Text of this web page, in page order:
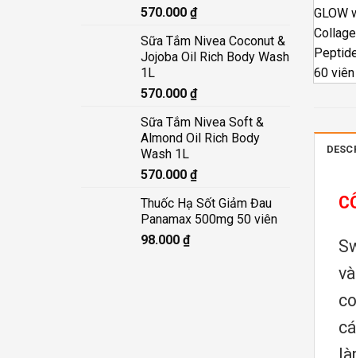
570.000 ₫
Sữa Tắm Nivea Coconut &
Jojoba Oil Rich Body Wash
1L
570.000 ₫
Sữa Tắm Nivea Soft &
Almond Oil Rich Body
Wash 1L
570.000 ₫
Thuốc Hạ Sốt Giảm Đau
Panamax 500mg 50 viên
98.000 ₫